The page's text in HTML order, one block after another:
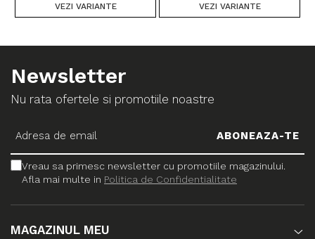
VEZI VARIANTE VEZI VARIANTE
Newsletter
Nu rata ofertele si promotiile noastre
Vreau sa primesc newsletter cu promotiile magazinului.
Afla mai multe in Politica de Confidentialitate
MAGAZINUL MEU